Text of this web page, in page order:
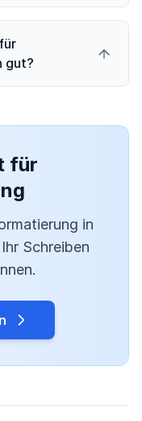
gut?
für
in
Schreiben